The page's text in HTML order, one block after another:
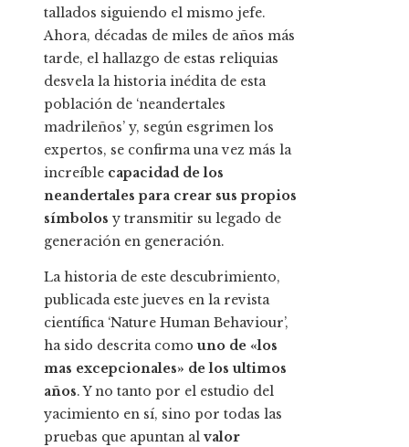
tallados siguiendo el mismo jefe.
Ahora, décadas de miles de años más
tarde, el hallazgo de estas reliquias
desvela la historia inédita de esta
población de ‘neandertales
madrileños’ y, según esgrimen los
expertos, se confirma una vez más la
increíble capacidad de los
neandertales para crear sus propios
símbolos y transmitir su legado de
generación en generación.
La historia de este descubrimiento,
publicada este jueves en la revista
científica ‘Nature Human Behaviour’,
ha sido descrita comouno de «los
mas excepcionales» de los ultimos
años. Y no tanto por el estudio del
yacimiento en sí, sino por todas las
pruebas que apuntan al valor